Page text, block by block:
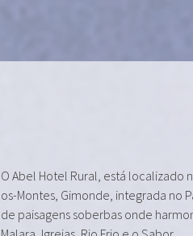
O Abel Hotel Rural, está localizado
os-Montes, Gimonde, integrada no
de paisagens soberbas onde